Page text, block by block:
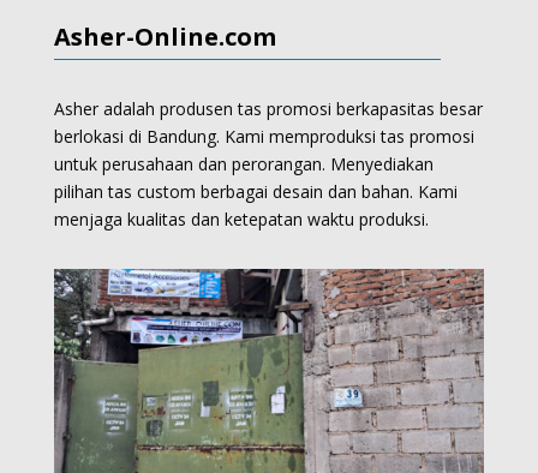
Asher-Online.com
Asher adalah produsen tas promosi berkapasitas besar
berlokasi di Bandung. Kami memproduksitas promosi
untuk perusahaan dan perorangan. Menyediakan
pilihan tas custom berbagai desain dan bahan. Kami
menjaga kualitas dan ketepatan waktu produksi.